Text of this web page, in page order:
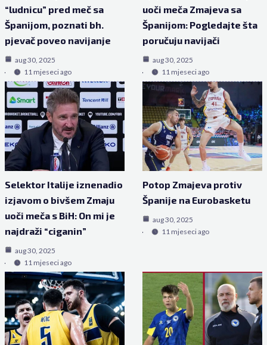
“ludnicu” pred meč sa
Španijom, poznati bh.
pjevač poveo navijanje
aug 30, 2025
11 mjeseci ago
uoči meča Zmajeva sa
Španijom: Pogledajte šta
poručuju navijači
aug 30, 2025
11 mjeseci ago
Selektor Italije iznenadio
izjavom o bivšem Zmaju
uoči meča s BiH: On mi je
najdraži “ciganin”
aug 30, 2025
11 mjeseci ago
Potop Zmajeva protiv
Španije na Eurobasketu
aug 30, 2025
11 mjeseci ago